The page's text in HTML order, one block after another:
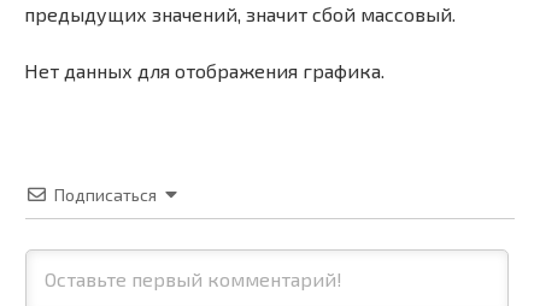
предыдущих значений, значит сбой массовый.
Нет данных для отображения графика.
Подписаться